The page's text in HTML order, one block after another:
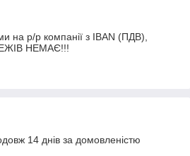
на р/р компанії з IBAN (ПДВ),
НЕМАЄ!!!
14 днів за домовленістю